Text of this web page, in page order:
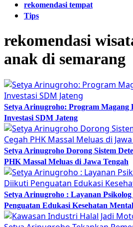
rekomendasi tempat
Tips
rekomendasi
anak di semarang
Setya Arinugroho: Program Magang
Investasi SDM Jateng
Setya Arinugroho Dorong Sistem
PHK Massal Meluas di Jawa Tengah
Setya Arinugroho : Layanan
Penguatan Edukasi Kesehatan Mental